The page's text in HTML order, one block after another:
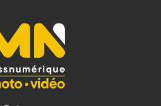
seront effectivement calculés dans le